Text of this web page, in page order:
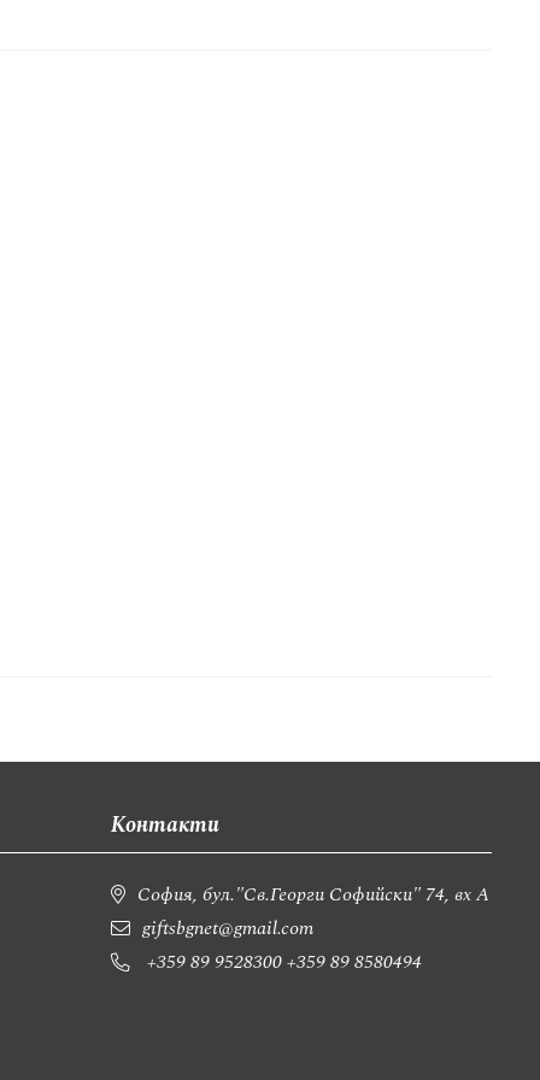
Контакти
София, бул."Св.Георги Софийски" 74, вх А
giftsbgnet@gmail.com
+359 89 9528300+359 89 8580494